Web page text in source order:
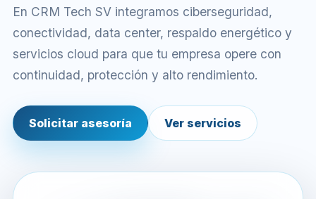
En CRM Tech SV integramos ciberseguridad,
conectividad, data center, respaldo energético y
servicios cloud para que tu empresa opere con
continuidad, protección y alto rendimiento.
Solicitar asesoría Ver servicios